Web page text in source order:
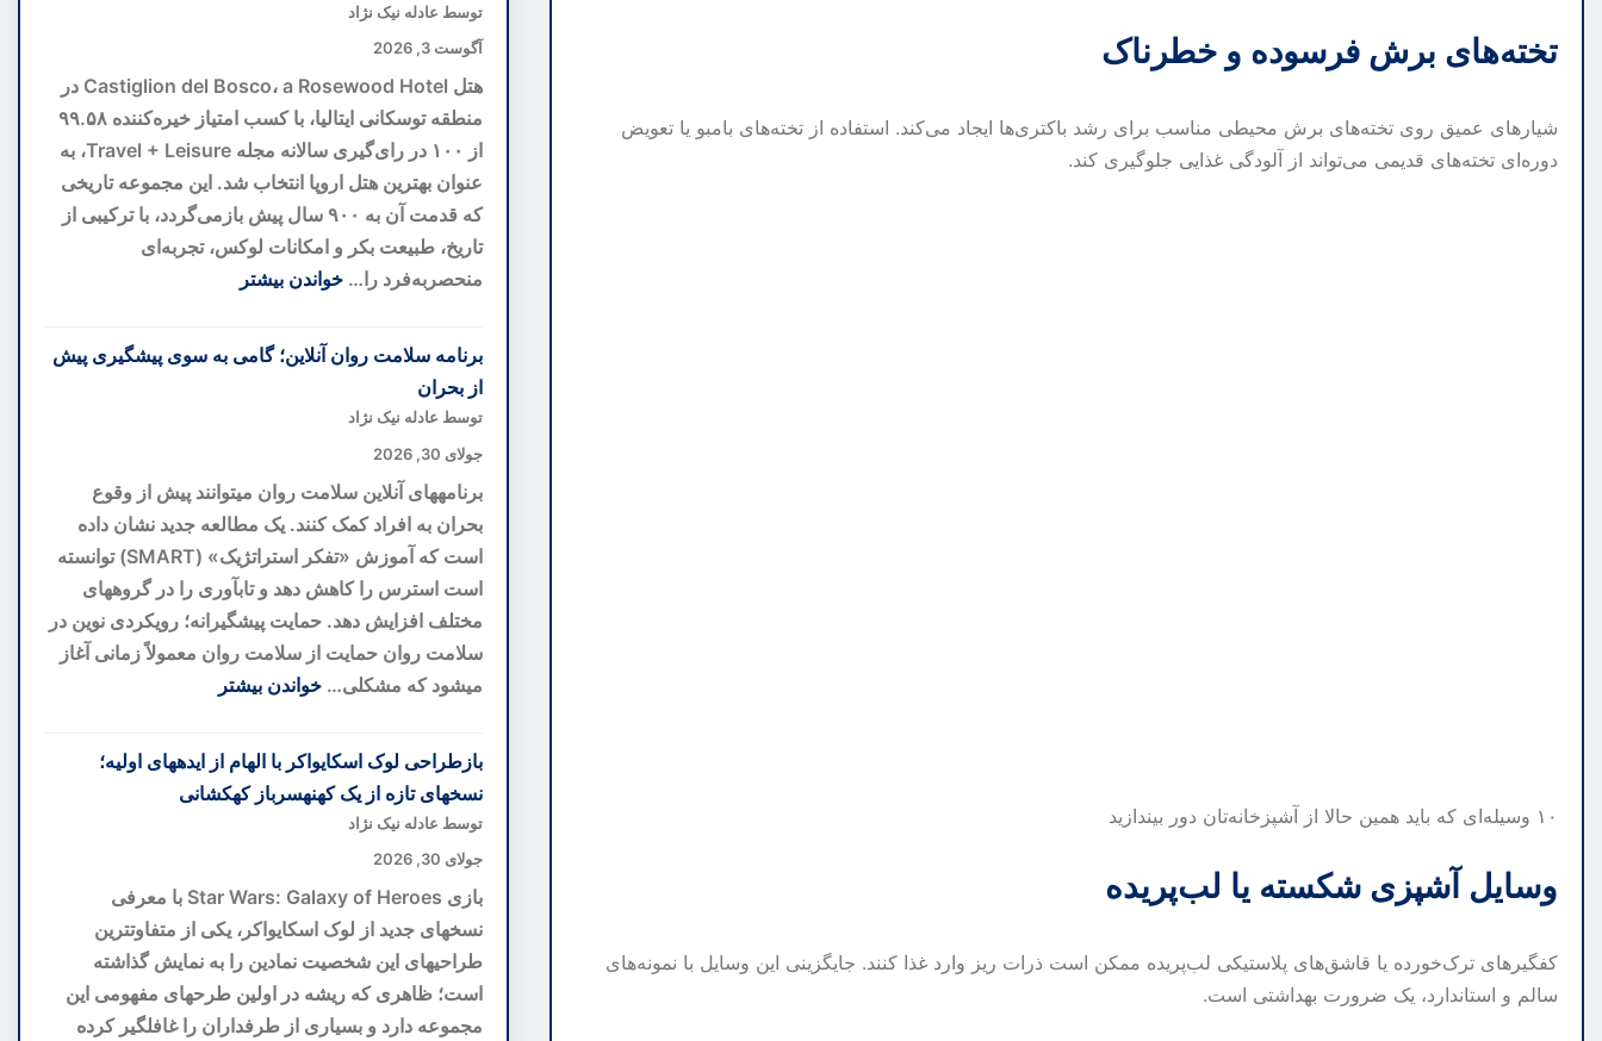
تخته‌های برش فرسوده و خطرناک
شیارهای عمیق روی تخته‌های برش محیطی مناسب برای رشد باکتری‌ها ایجاد می‌کند. استفاده از تخته‌های بامبو یا تعویض
دوره‌ای تخته‌های قدیمی می‌تواند از آلودگی غذایی جلوگیری کند.
۱۰ وسیله‌ای که باید همین حالا از آشپزخانه‌تان دور بیندازید
وسایل آشپزی شکسته یا لب‌پریده
کفگیرهای ترک‌خورده یا قاشق‌های پلاستیکی لب‌پریده ممکن است ذرات ریز وارد غذا کنند. جایگزینی این وسایل با نمونه‌های
سالم و استاندارد، یک ضرورت بهداشتی است.
۴۰۰
نسخه
خطی
واتیکان
را
کشف
کرد
توسط عادله نیک نژاد
آگوست 3, 2026
هتل Castiglion del Bosco، a Rosewood Hotel در
منطقه توسکانی ایتالیا، با کسب امتیاز خیره‌کننده ۹۹.۵۸
از ۱۰۰ در رای‌گیری سالانه مجله Travel + Leisure، به
عنوان بهترین هتل اروپا انتخاب شد. این مجموعه تاریخی
که قدمت آن به ۹۰۰ سال پیش بازمی‌گردد، با ترکیبی از
تاریخ، طبیعت بکر و امکانات لوکس، تجربه‌ای
منحصربه‌فرد را… خواندن بیشتر
Castiglion
del
بهترین
اروپا
با
تاکستان
اختصاصی
در
قلب
توسکانی
برنامه سلامت روان آنلاین؛ گامی به سوی پیشگیری پیش
از بحران
توسط عادله نیک نژاد
جولای 30, 2026
برنامههای آنلاین سلامت روان میتوانند پیش از وقوع
بحران به افراد کمک کنند. یک مطالعه جدید نشان داده
است که آموزش «تفکر استراتژیک» (SMART) توانسته
است استرس را کاهش دهد و تابآوری را در گروههای
مختلف افزایش دهد. حمایت پیشگیرانه؛ رویکردی نوین در
سلامت روان حمایت از سلامت روان معمولاً زمانی آغاز
میشود که مشکلی… خواندن بیشتر
برنامه
سلامت
روان
آنلاین؛
به
سوی
پیشگیری
پیش
بازطراحی لوک اسکایواکر با الهام از ایدههای اولیه؛
نسخهای تازه از یک کهنهسرباز کهکشانی
توسط عادله نیک نژاد
جولای 30, 2026
بازی Star Wars: Galaxy of Heroes با معرفی
نسخهای جدید از لوک اسکایواکر، یکی از متفاوتترین
طراحیهای این شخصیت نمادین را به نمایش گذاشته
است؛ ظاهری که ریشه در اولین طرحهای مفهومی این
مجموعه دارد و بسیاری از طرفداران را غافلگیر کرده